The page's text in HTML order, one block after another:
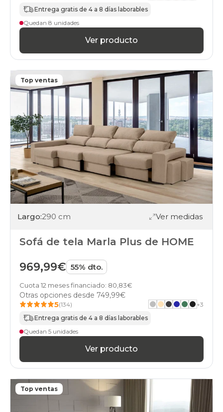
Entrega gratis de 4 a 8 días laborables
Quedan 8 unidades
Ver producto
Top ventas
Largo:290 cm Ver medidas
Sofá de tela Marla Plus de HOME
969,99€ 55% dto.
Cuota 12 meses financiado: 80,83€
Otras opciones desde 749,99€
5(134) +3
Entrega gratis de 4 a 8 días laborables
Quedan 5 unidades
Ver producto
Top ventas